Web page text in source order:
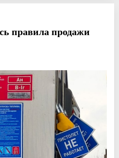
правила продажи